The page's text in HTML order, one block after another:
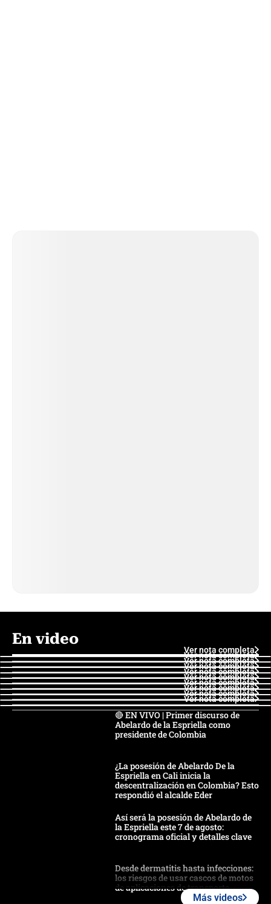
En video
Ver nota completa
Ver nota completa
Ver nota completa
Ver nota completa
Ver nota completa
Ver nota completa
Ver nota completa
Ver nota completa
Ver nota completa
Ver nota completa
🔴 EN VIVO | Primer discurso de
Abelardo de la Espriella como
presidente de Colombia
¿La posesión de Abelardo De la
Espriella en Cali inicia la
descentralización en Colombia? Esto
respondió el alcalde Eder
Así será la posesión de Abelardo de
la Espriella este 7 de agosto:
cronograma oficial y detalles clave
Desde dermatitis hasta infecciones:
los riesgos de usar cascos de motos
de aplicaciones de transporte
Más videos